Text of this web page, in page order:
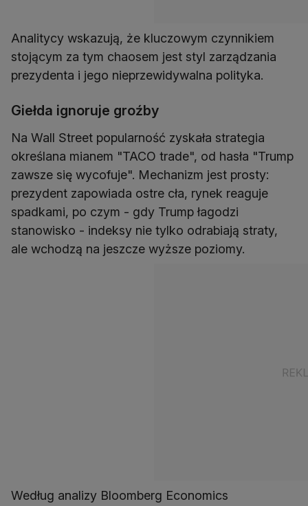
Analitycy wskazują, że kluczowym czynnikiem
stojącym za tym chaosem jest styl zarządzania
prezydenta i jego nieprzewidywalna polityka.
Giełda ignoruje groźby
Na Wall Street popularność zyskała strategia
określana mianem "TACO trade", od hasła "Trump
zawsze się wycofuje". Mechanizm jest prosty:
prezydent zapowiada ostre cła, rynek reaguje
spadkami, po czym - gdy Trump łagodzi
stanowisko - indeksy nie tylko odrabiają straty,
ale wchodzą na jeszcze wyższe poziomy.
Według analizy Bloomberg Economics